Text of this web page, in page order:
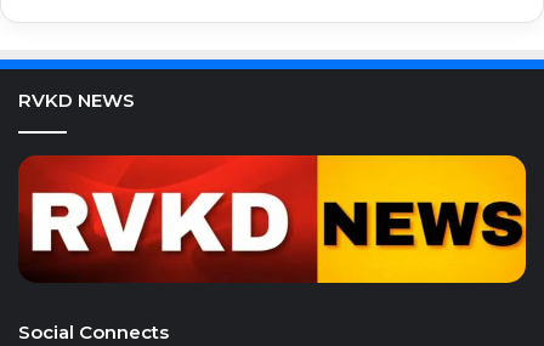
RVKD NEWS
Social Connects